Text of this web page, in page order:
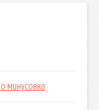
минусовка